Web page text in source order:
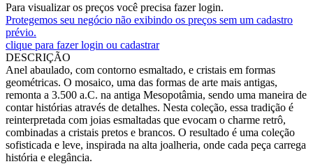
Para visualizar os preços você precisa fazer login.
Protegemos seu negócio não exibindo os preços sem um cadastro
prévio.
clique para fazer login ou cadastrar
DESCRIÇÃO
Anel abaulado, com contorno esmaltado, e cristais em formas
geométricas. O mosaico, uma das formas de arte mais antigas,
remonta a 3.500 a.C. na antiga Mesopotâmia, sendo uma maneira de
contar histórias através de detalhes. Nesta coleção, essa tradição é
reinterpretada com joias esmaltadas que evocam o charme retrô,
combinadas a cristais pretos e brancos. O resultado é uma coleção
sofisticada e leve, inspirada na alta joalheria, onde cada peça carrega
história e elegância.